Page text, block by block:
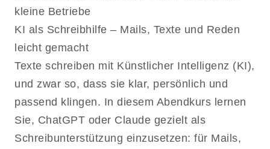
kleine Betriebe
KI als Schreibhilfe – Mails, Texte und Reden
leicht gemacht
Texte schreiben mit Künstlicher Intelligenz (KI),
und zwar so, dass sie klar, persönlich und
passend klingen. In diesem Abendkurs lernen
Sie, ChatGPT oder Claude gezielt als
Schreibunterstützung einzusetzen: für Mails,